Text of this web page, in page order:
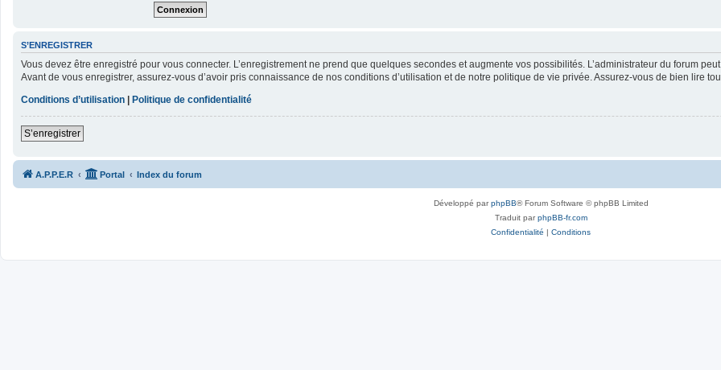
S’ENREGISTRER
Vous devez être enregistré pour vous connecter. L’enregistrement ne prend que quelques secondes et augmente vos possibilités. L’administrateur du forum
Avant de vous enregistrer, assurez-vous d’avoir pris connaissance de nos conditions d’utilisation et de notre politique de vie privée. Assurez-vous de bien lire
Conditions d’utilisation | Politique de confidentialité
S’enregistrer
A.P.P.E.R Portal Index du forum
Développé parphpBB® Forum Software © phpBB Limited
Traduit parphpBB-fr.com
Confidentialité | Conditions